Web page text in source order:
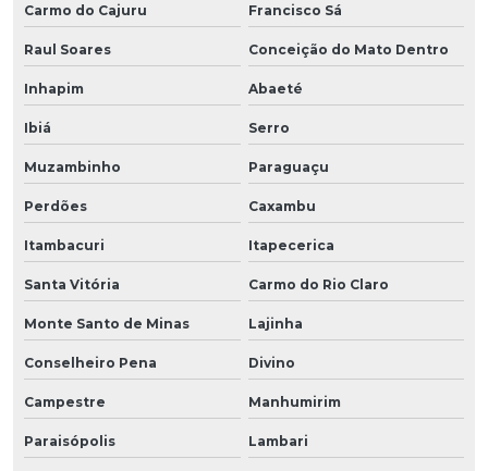
Carmo do Cajuru Francisco Sá
Raul Soares Conceição do Mato Dentro
Inhapim Abaeté
Ibiá Serro
Muzambinho Paraguaçu
Perdões Caxambu
Itambacuri Itapecerica
Santa Vitória Carmo do Rio Claro
Monte Santo de Minas Lajinha
Conselheiro Pena Divino
Campestre Manhumirim
Paraisópolis Lambari